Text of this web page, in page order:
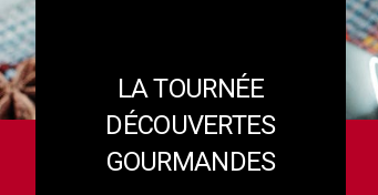
LA TOURNÉE
DÉCOUVERTES
GOURMANDES